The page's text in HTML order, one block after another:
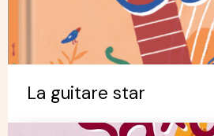
La guitare star